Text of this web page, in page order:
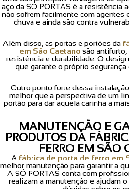
aço da SÓ PORTAS é a resistência
não sofrem facilmente com agentes
chuva e ainda são contra
Além disso, as portas e portões da
em São Caetano são antifurto,
resistência e durabilidade. O
que garante o próprio
Outro ponto forte dessa
melhor que a perspectiva de um
portão para dar aquela carinha a
MANUTENÇÃO E
PRODUTOS DA
FERRO EM SÃO
A fábrica de porta de ferro em
melhor manutenção para garantir a
A SÓ PORTAS conta com
realizam a manutenção e ajudam